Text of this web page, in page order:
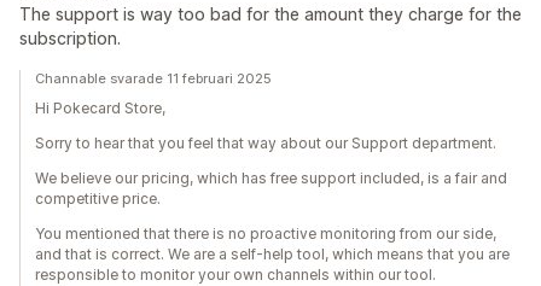
The support is way too bad for the amount they charge for the
subscription.
Channable svarade 11 februari 2025
Hi Pokecard Store,
Sorry to hear that you feel that way about our Support department.
We believe our pricing, which has free support included, is a fair and
competitive price.
You mentioned that there is no proactive monitoring from our side,
and that is correct. We are a self-help tool, which means that you are
responsible to monitor your own channels within our tool.